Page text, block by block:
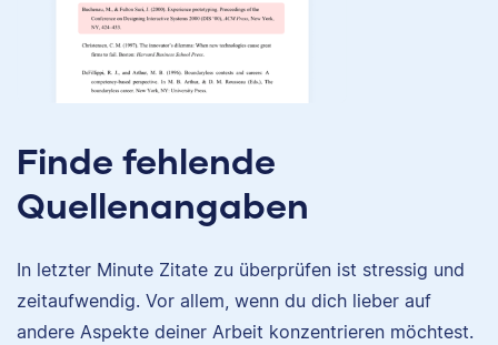
Finde fehlende
Quellenangaben
In letzter Minute Zitate zu überprüfen ist stressig und
zeitaufwendig. Vor allem, wenn du dich lieber auf
andere Aspekte deiner Arbeit konzentrieren möchtest.